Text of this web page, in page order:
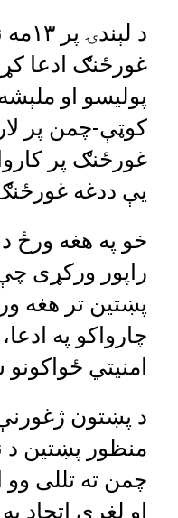
د
غورځنګ ادعا
پوليسو او
کوټې-چمن پر
غورځنګ پر
يې ددغه
خو په هغه ورځ د
راپور ورکړی
پښتین تر هغه
چارواکو په
امنیتي
د پښتون
چمن ته تللی وو
او لغړي اتحاد